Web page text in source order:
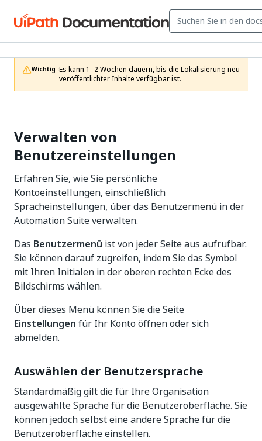
Wichtig :Es kann 1–2 Wochen dauern, bis die Lokalisierung neu
veröffentlichter Inhalte verfügbar ist.
Verwalten von
Benutzereinstellungen
Erfahren Sie, wie Sie persönliche
Kontoeinstellungen, einschließlich
Spracheinstellungen, über das Benutzermenü in der
Automation Suite verwalten.
Das Benutzermenü ist von jeder Seite aus aufrufbar.
Sie können darauf zugreifen, indem Sie das Symbol
mit Ihren Initialen in der oberen rechten Ecke des
Bildschirms wählen.
Über dieses Menü können Sie die Seite
Einstellungen für Ihr Konto öffnen oder sich
abmelden.
Auswählen der Benutzersprache
Standardmäßig gilt die für Ihre Organisation
ausgewählte Sprache für die Benutzeroberfläche. Sie
können jedoch selbst eine andere Sprache für die
Benutzeroberfläche einstellen.